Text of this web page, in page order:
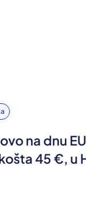
na dnu
45 €, u